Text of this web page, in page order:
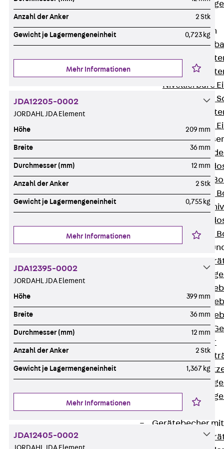
Einbaueinheiten
Zurück
Nivellierbare
Nivellierbare
Nivellierbare
Zurück
Zubehör für
Nivellierbare
Zubehör für
Nivellierbare
Gerätebecher
Runde
Eckige
Eckige
Zubehör für
Geräteträger
Multimedia
Gerätebecher
Anzahl der Anker 2 Stk
Gewicht je Lagermengeneinheit 0,723 kg
Mehr Informationen
JDA12205-0002
JORDAHL JDA Element
Höhe 209 mm
Breite 36 mm
Durchmesser (mm) 12 mm
Anzahl der Anker 2 Stk
Gewicht je Lagermengeneinheit 0,755 kg
Mehr Informationen
JDA12395-0002
JORDAHL JDA Element
Höhe 399 mm
Breite 36 mm
Durchmesser (mm) 12 mm
Anzahl der Anker 2 Stk
Gewicht je Lagermengeneinheit 1,367 kg
Mehr Informationen
JDA12405-0002